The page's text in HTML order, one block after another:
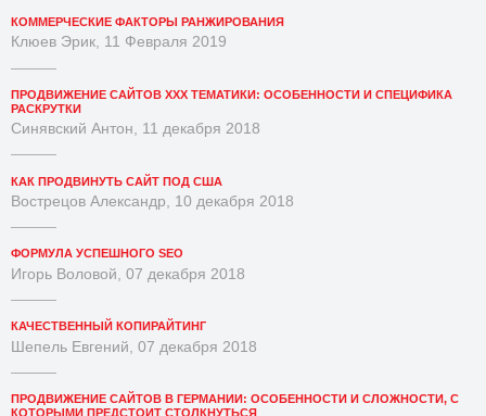
КОММЕРЧЕСКИЕ ФАКТОРЫ РАНЖИРОВАНИЯ
Клюев Эрик, 11 Февраля 2019
ПРОДВИЖЕНИЕ САЙТОВ XXX ТЕМАТИКИ: ОСОБЕННОСТИ И СПЕЦИФИКА
РАСКРУТКИ
Синявский Антон, 11 декабря 2018
КАК ПРОДВИНУТЬ САЙТ ПОД США
Вострецов Александр, 10 декабря 2018
ФОРМУЛА УСПЕШНОГО SEO
Игорь Воловой, 07 декабря 2018
КАЧЕСТВЕННЫЙ КОПИРАЙТИНГ
Шепель Евгений, 07 декабря 2018
ПРОДВИЖЕНИЕ САЙТОВ В ГЕРМАНИИ: ОСОБЕННОСТИ И СЛОЖНОСТИ, С
КОТОРЫМИ ПРЕДСТОИТ СТОЛКНУТЬСЯ